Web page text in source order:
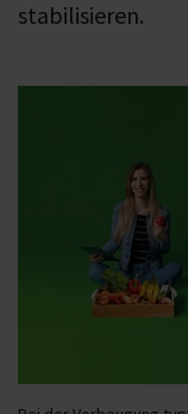
stabilisieren.